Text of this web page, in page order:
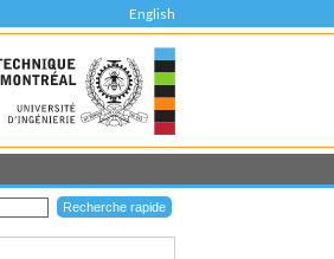
English